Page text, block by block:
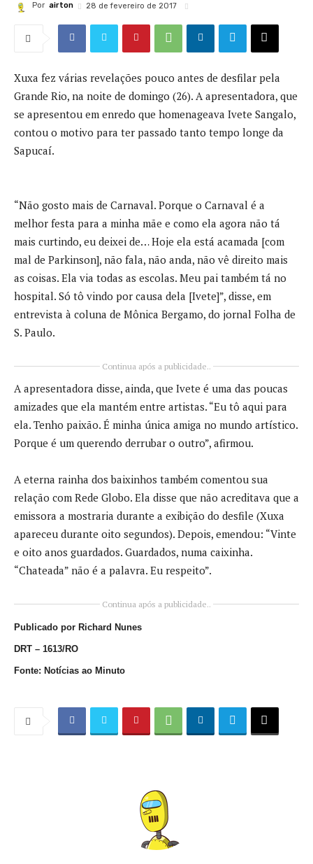
Por airton 28 de fevereiro de 2017
Xuxa fez várias revelações pouco antes de desfilar pela
Grande Rio, na noite de domingo (26). A apresentadora, que
se apresentou em enredo que homenageava Ivete Sangalo,
contou o motivo para ter passado tanto tempo longe da
Sapucaí.
“Não gosto mais de Carnaval. Porque o Carnaval é a
melhor festa para a minha mãe e como ela agora não tá
mais curtindo, eu deixei de… Hoje ela está acamada [com
mal de Parkinson], não fala, não anda, não vê direito mais
as coisas. Ela via todas as escolas. Meu pai também tá no
hospital. Só tô vindo por causa dela [Ivete]”, disse, em
entrevista à coluna de Mônica Bergamo, do jornal Folha de
S. Paulo.
Continua após a publicidade..
A apresentadora disse, ainda, que Ivete é uma das poucas
amizades que ela mantém entre artistas. “Eu tô aqui para
ela. Tenho paixão. É minha única amiga no mundo artístico.
Porque é um querendo derrubar o outro”, afirmou.
A eterna rainha dos baixinhos também comentou sua
relação com Rede Globo. Ela disse que não acreditava que a
emissora a mostraria durante a exibição do desfile (Xuxa
apareceu durante oito segundos). Depois, emendou: “Vinte
e oito anos guardados. Guardados, numa caixinha.
“Chateada” não é a palavra. Eu respeito”.
Continua após a publicidade..
Publicado por Richard Nunes
DRT – 1613/RO
Fonte: Notícias ao Minuto